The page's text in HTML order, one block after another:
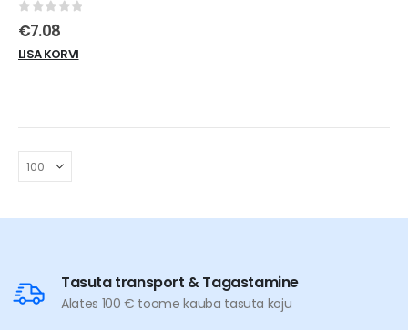
out of 5
€7.08
LISA KORVI
Tasuta transport & Tagastamine
Alates 100 € toome kauba tasuta koju